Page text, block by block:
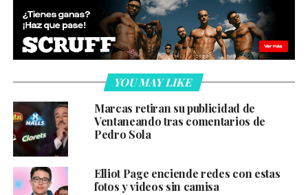
YOU MAY LIKE
Marcas retiran su publicidad de
Ventaneando tras comentarios de
Pedro Sola
Elliot Page enciende redes con estas
fotos y videos sin camisa